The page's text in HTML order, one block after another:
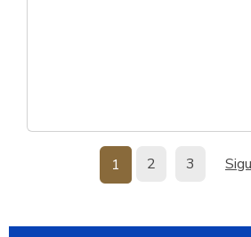
Paginación
Página
1 Página
2 Página
3